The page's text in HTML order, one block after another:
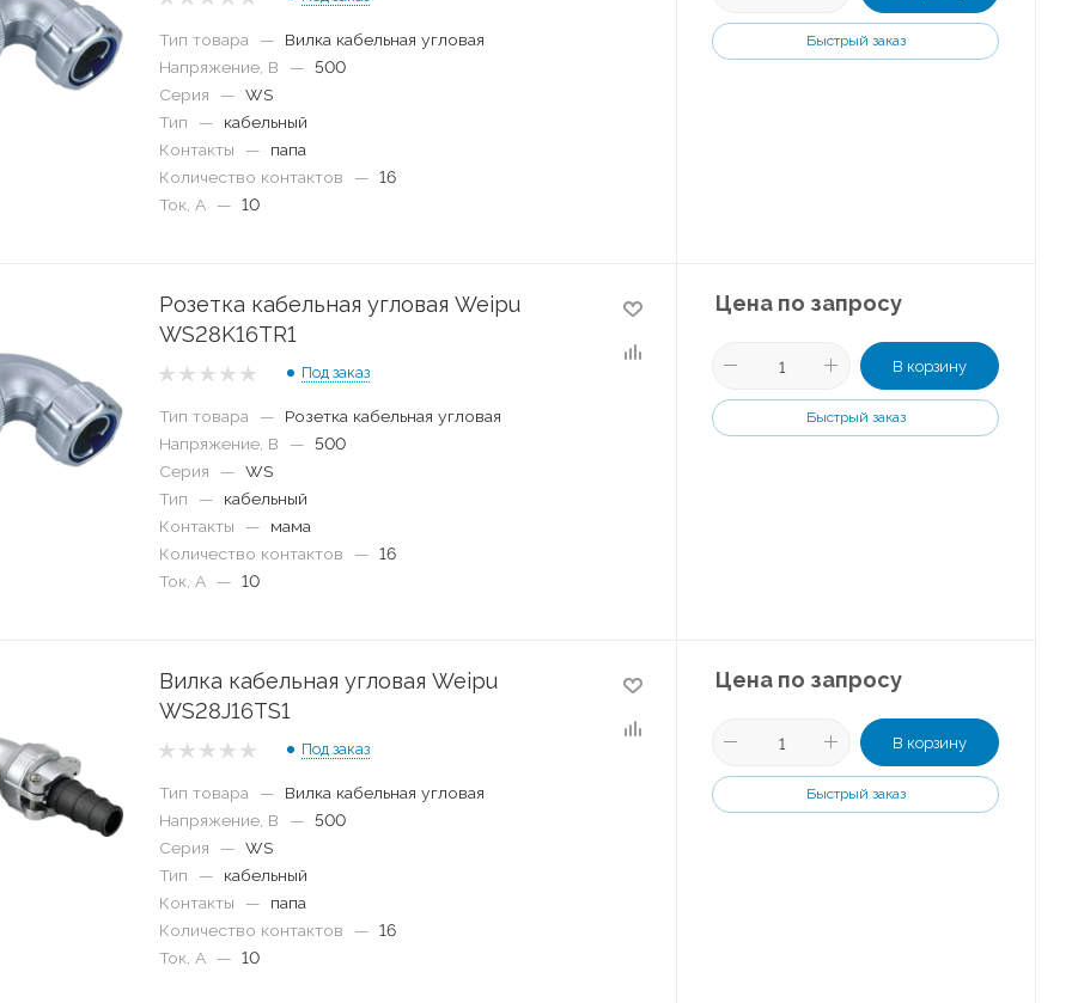
Тип товара —
Вилка кабельная угловая
Напряжение, В
— 500
Серия
— WS
Тип
—
кабельный
Контакты
—
папа
Количество контактов
— 16
Ток, А
— 10
Быстрый заказ
Розетка кабельная угловая Weipu
WS28K16TR1
Под заказ
Тип товара —
Розетка кабельная угловая
Напряжение, В
— 500
Серия
— WS
Тип
—
кабельный
Контакты
—
мама
Количество контактов
— 16
Ток, А
— 10
Цена по запросу
В корзину
Быстрый заказ
Вилка кабельная угловая Weipu
WS28J16TS1
Под заказ
Тип товара —
Вилка кабельная угловая
Напряжение, В
— 500
Серия
— WS
Тип
—
кабельный
Контакты
—
папа
Количество контактов
— 16
Ток, А
— 10
Цена по запросу
В корзину
Быстрый заказ